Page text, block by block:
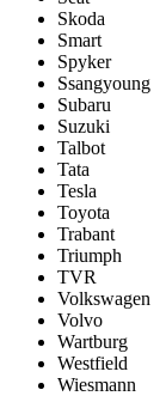
Skoda
Smart
Spyker
Ssangyoung
Subaru
Suzuki
Talbot
Tata
Tesla
Toyota
Trabant
Triumph
TVR
Volkswagen
Volvo
Wartburg
Westfield
Wiesmann